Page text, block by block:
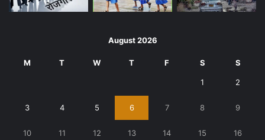
August 2026
M T W T F S S
1 2
3 4 5 6 7 8 9
10 11 12 13 14 15 16